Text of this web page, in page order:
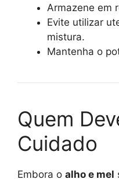
Armazene em
Evite utilizar
mistura.
Mantenha o
Quem
Cuidado
Embora o alho e mel